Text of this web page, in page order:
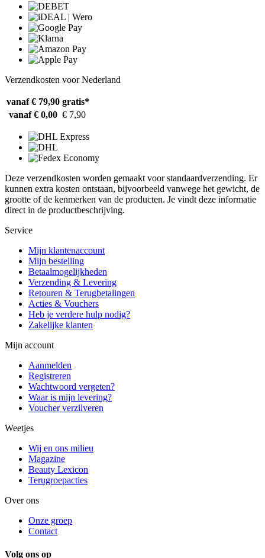
Verzendkosten voor Nederland
vanaf € 79,90 gratis*
vanaf € 0,00 € 7,90
Deze verzendkosten worden gemaakt voor standaardverzending. Er
kunnen extra kosten ontstaan, bijvoorbeeld vanwege het gewicht, de
grootte of de kenmerken van de producten. Je vindt deze informatie
direct in de productbeschrijving.
Service
Mijn klantenaccount
Mijn bestelling
Betaalmogelijkheden
Verzending & Levering
Retouren & Terugbetalingen
Acties & Vouchers
Heb je verdere hulp nodig?
Zakelijke klanten
Mijn account
Aanmelden
Registreren
Wachtwoord vergeten?
Waar is mijn levering?
Voucher verzilveren
Weetjes
Wij en ons milieu
Magazine
Beauty Lexicon
Terugroepacties
Over ons
Onze groep
Contact
Volg ons op